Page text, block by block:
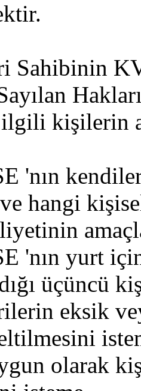
Sahibinin
kişilerin
'nın
hangi
'nın yurt
üçüncü
eksik
olarak